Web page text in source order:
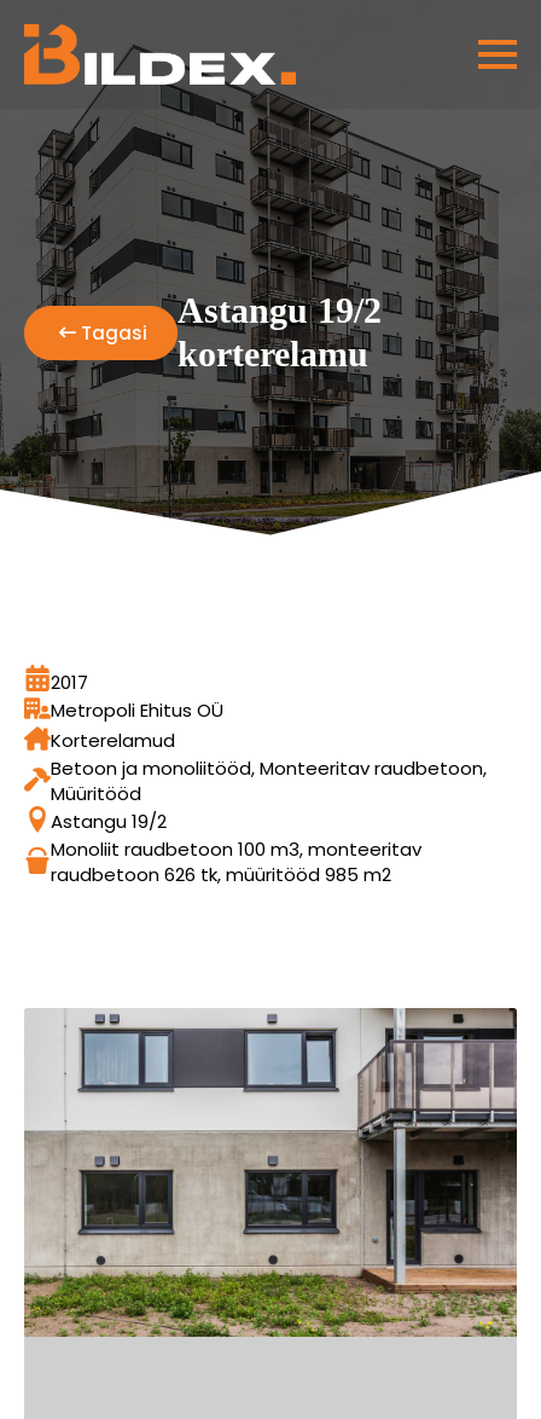
Tagasi
Astangu 19/2
korterelamu
2017
Metropoli Ehitus OÜ
Korterelamud
Betoon ja monoliitööd, Monteeritav raudbetoon,
Müüritööd
Astangu 19/2
Monoliit raudbetoon 100 m3, monteeritav
raudbetoon 626 tk, müüritööd 985 m2